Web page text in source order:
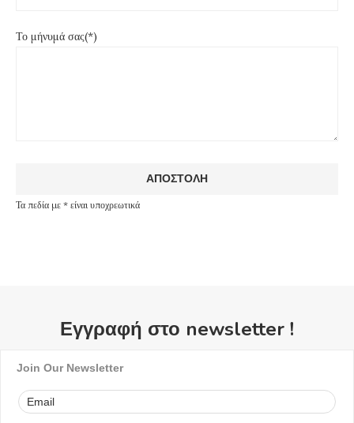
Το μήνυμά σας(*)
Τα πεδία με * είναι υποχρεωτικά
Εγγραφή στο newsletter !
Join Our Newsletter